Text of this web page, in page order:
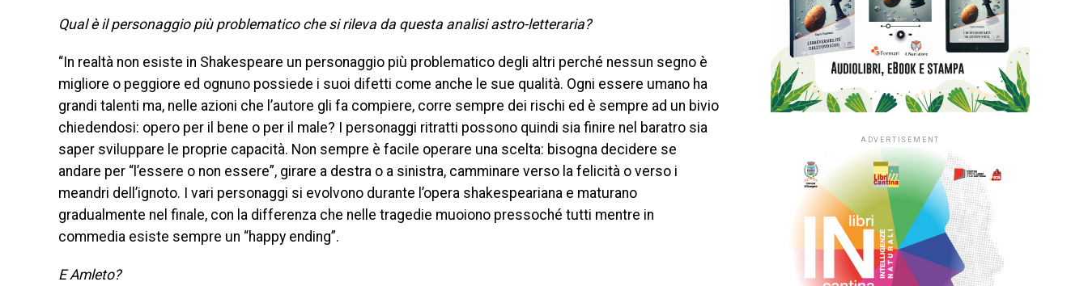
Qual è il personaggio più problematico che si rileva da questa analisi astro-letteraria?
“In realtà non esiste in Shakespeare un personaggio più problematico degli altri perché nessun segno è
migliore o peggiore ed ognuno possiede i suoi difetti come anche le sue qualità. Ogni essere umano ha
grandi talenti ma, nelle azioni che l’autore gli fa compiere, corre sempre dei rischi ed è sempre ad un bivio
chiedendosi: opero per il bene o per il male? I personaggi ritratti possono quindi sia finire nel baratro sia
saper sviluppare le proprie capacità. Non sempre è facile operare una scelta: bisogna decidere se
andare per “l’essere o non essere”, girare a destra o a sinistra, camminare verso la felicità o verso i
meandri dell’ignoto. I vari personaggi si evolvono durante l’opera shakespeariana e maturano
gradualmente nel finale, con la differenza che nelle tragedie muoiono pressoché tutti mentre in
commedia esiste sempre un “happy ending”.
E Amleto?
ADVERTISEMENT